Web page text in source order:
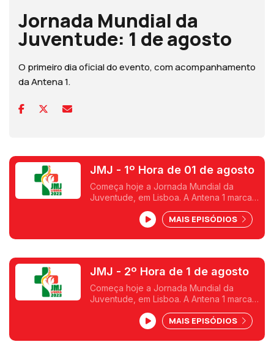
Jornada Mundial da
Juventude: 1 de agosto
O primeiro dia oficial do evento, com acompanhamento
da Antena 1.
JMJ - 1º Hora de 01 de agosto
Começa hoje a Jornada Mundial da
Juventude, em Lisboa. A Antena 1 marca
desde ontem tem estado a acompanhar a
chegada de peregrinos de todos os
cantos do mundo.
MAIS EPISÓDIOS
JMJ - 2º Hora de 1 de agosto
Começa hoje a Jornada Mundial da
Juventude, em Lisboa. A Antena 1 marca
desde ontem tem estado a acompanhar a
chegada de peregrinos de todos os
cantos do mundo.
MAIS EPISÓDIOS